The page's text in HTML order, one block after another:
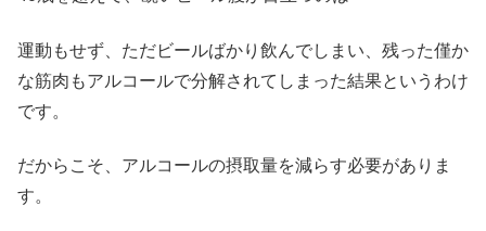
運動もせず、ただビールばかり飲んでしまい、残った僅か
な筋肉もアルコールで分解されてしまった結果というわけ
です。
だからこそ、アルコールの摂取量を減らす必要がありま
す。